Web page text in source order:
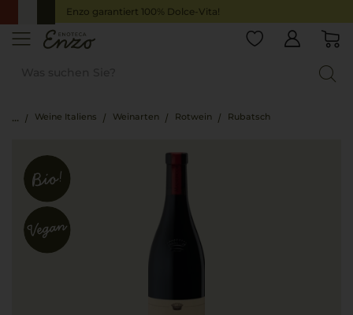
Enzo garantiert 100% Dolce-Vita!
Weine Italiens Weinarten Rotwein Rubatsch